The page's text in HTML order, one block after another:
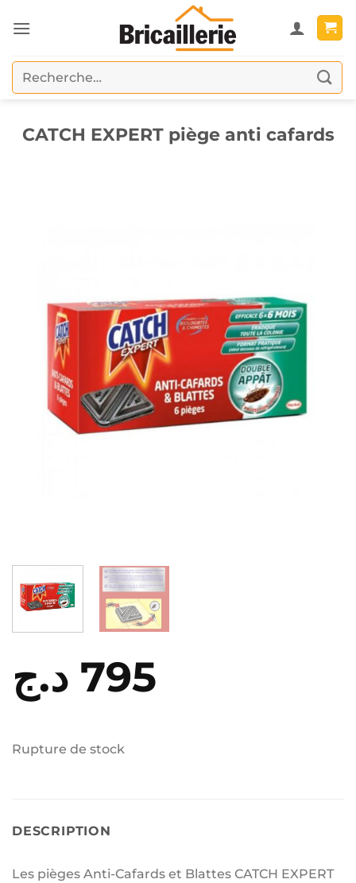
au
Recherche
pour :
CATCH EXPERT piège anti cafards
795 د.ج
Rupture de stock
DESCRIPTION
Les pièges Anti-Cafards et Blattes CATCH EXPERT